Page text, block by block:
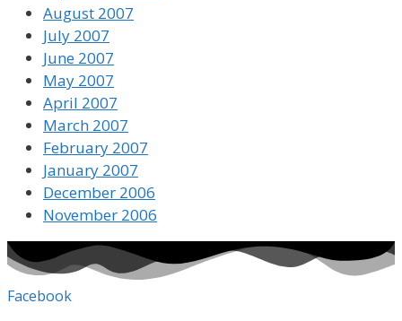
August 2007
July 2007
June 2007
May 2007
April 2007
March 2007
February 2007
January 2007
December 2006
November 2006
Facebook